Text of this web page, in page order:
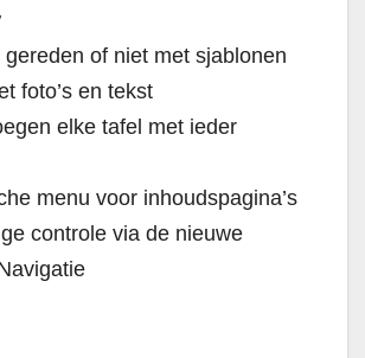
gereden of niet met sjablonen
foto’s en tekst
elke tafel met ieder
menu voor inhoudspagina’s
controle via de nieuwe